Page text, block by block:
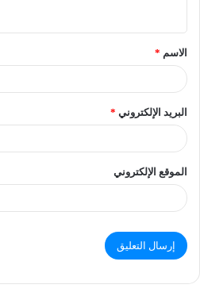
الاسم *
البريد الإلكتروني *
الموقع الإلكتروني